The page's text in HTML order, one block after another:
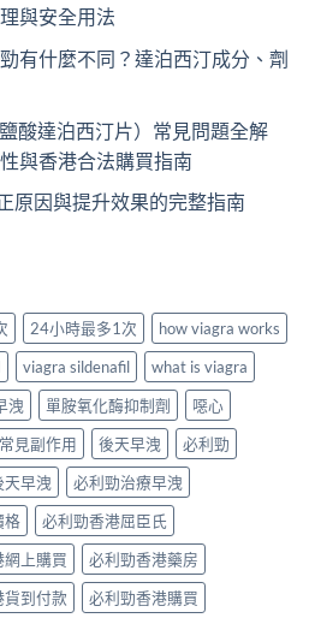
與安全用法
有什麼不同？達泊西汀成分、劑
酸達泊西汀片）常見問題全解
與香港合法購買指南
原因與提升效果的完整指南
24小時最多1次
how viagra works
viagra sildenafil
what is viagra
洩 單胺氧化酶抑制劑
噁心
常見副作用 後天早洩
必利勁
天早洩
必利勁治療早洩
格
必利勁香港屈臣氏
上購買
必利勁香港藥房
到付款
必利勁香港購買